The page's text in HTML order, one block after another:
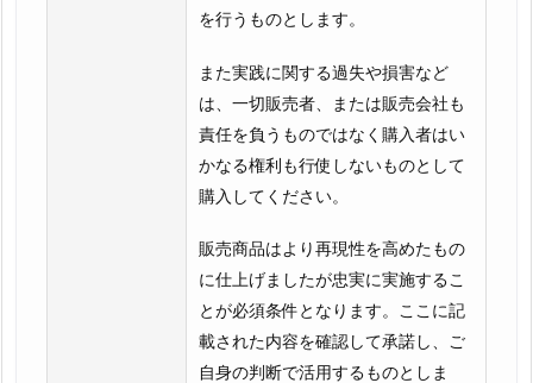
を行うものとします。
また実践に関する過失や損害など
は、一切販売者、または販売会社も
責任を負うものではなく購入者はい
かなる権利も行使しないものとして
購入してください。
販売商品はより再現性を高めたもの
に仕上げましたが忠実に実施するこ
とが必須条件となります。ここに記
載された内容を確認して承諾し、ご
自身の判断で活用するものとしま